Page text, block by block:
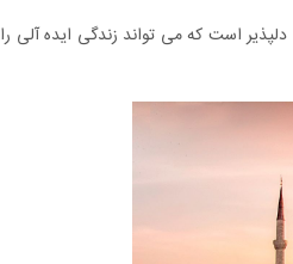
است که می تواند زندگی ایده آلی را